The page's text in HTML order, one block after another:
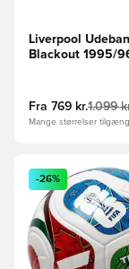
Liverpool
Blackout 1995/
Fra 769 kr.1.099
Mange størrelser
Åbner en
-26%